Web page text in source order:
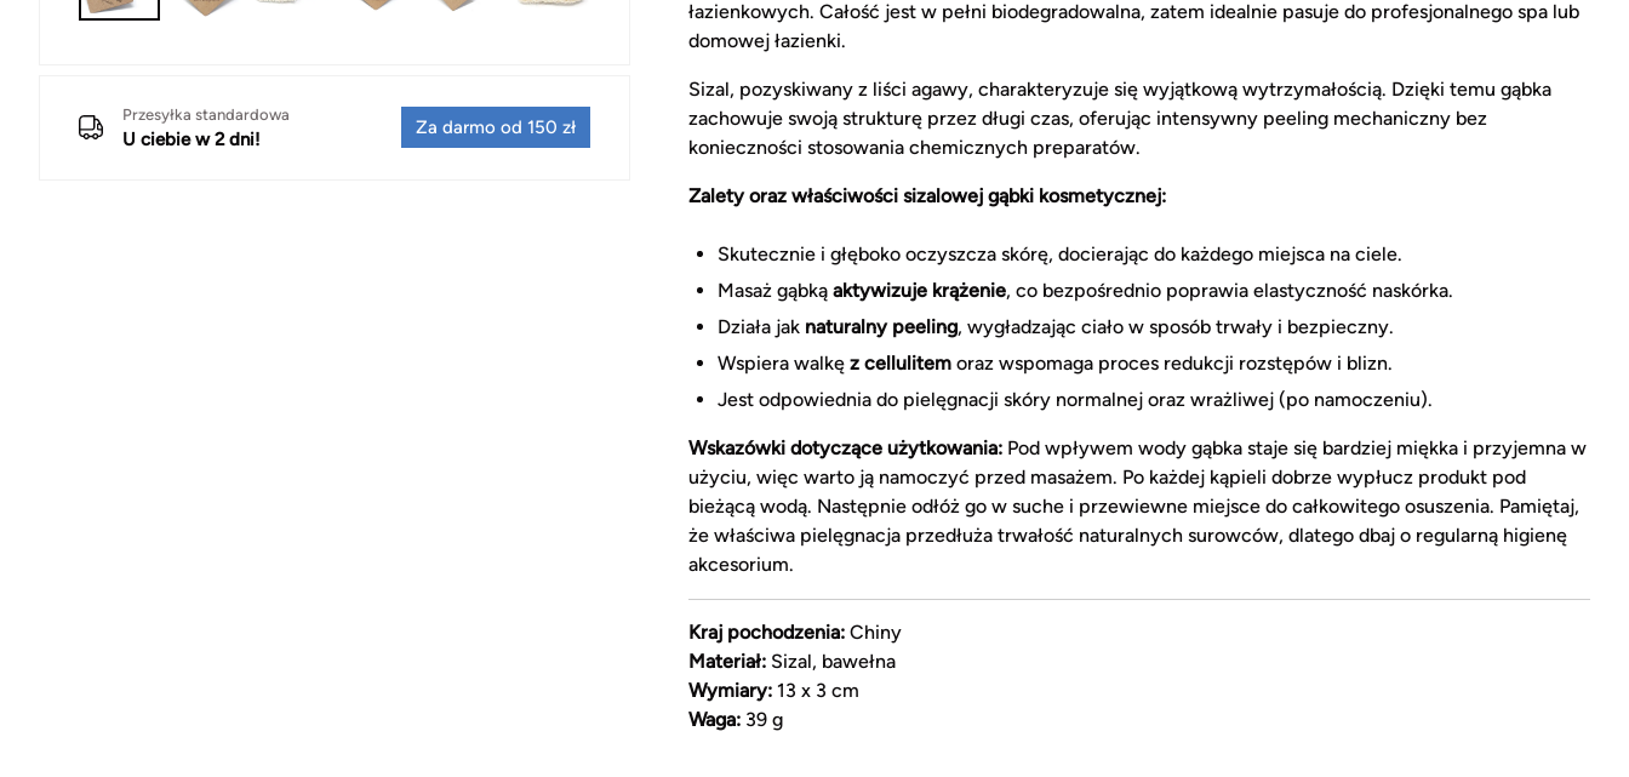
Przesyłka standardowa
U ciebie w 2 dni!
Za darmo od 150 zł
łazienkowych. Całość jest w pełni biodegradowalna, zatem idealnie pasuje do profesjonalnego spa lub
domowej łazienki.
Sizal, pozyskiwany z liści agawy, charakteryzuje się wyjątkową wytrzymałością. Dzięki temu gąbka
zachowuje swoją strukturę przez długi czas, oferując intensywny peeling mechaniczny bez
konieczności stosowania chemicznych preparatów.
Zalety oraz właściwości sizalowej gąbki kosmetycznej:
Skutecznie i głęboko oczyszcza skórę, docierając do każdego miejsca na ciele.
Masaż gąbką aktywizuje krążenie, co bezpośrednio poprawia elastyczność naskórka.
Działa jak naturalny peeling, wygładzając ciało w sposób trwały i bezpieczny.
Wspiera walkę z cellulitem oraz wspomaga proces redukcji rozstępów i blizn.
Jest odpowiednia do pielęgnacji skóry normalnej oraz wrażliwej (po namoczeniu).
Wskazówki dotyczące użytkowania: Pod wpływem wody gąbka staje się bardziej miękka i przyjemna w
użyciu, więc warto ją namoczyć przed masażem. Po każdej kąpieli dobrze wypłucz produkt pod
bieżącą wodą. Następnie odłóż go w suche i przewiewne miejsce do całkowitego osuszenia. Pamiętaj,
że właściwa pielęgnacja przedłuża trwałość naturalnych surowców, dlatego dbaj o regularną higienę
akcesorium.
Kraj pochodzenia: Chiny
Materiał: Sizal, bawełna
Wymiary: 13 x 3 cm
Waga: 39 g